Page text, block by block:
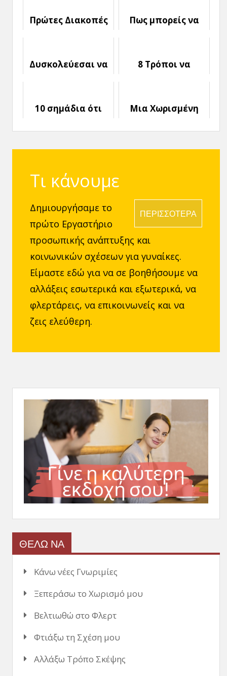
Πρώτες Διακοπές
Πως μπορείς να
Δυσκολεύεσαι να
8 Τρόποι να
10 σημάδια ότι
σου μέσα στη
Μια Χωρισμένη
για τις Σχέσεις...
Τι κάνουμε
ΠΕΡΙΣΣΟΤΕΡΑ
Δημιουργήσαμε το
πρώτο Εργαστήριο
προσωπικής ανάπτυξης και
κοινωνικών σχέσεων για γυναίκες.
Είμαστε εδώ για να σε βοηθήσουμε να
αλλάξεις εσωτερικά και εξωτερικά, να
φλερτάρεις, να επικοινωνείς και να
ζεις ελεύθερη.
ΘΕΛΩ ΝΑ
Κάνω νέες Γνωριμίες
Ξεπεράσω το Χωρισμό μου
Βελτιωθώ στο Φλερτ
Φτιάξω τη Σχέση μου
Αλλάξω Τρόπο Σκέψης